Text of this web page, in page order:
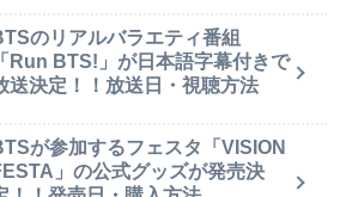
のリアルバラエティ番組
「Run BTS!」が日本語字幕付きで
送決定！！放送日・視聴方法
が参加するフェスタ「VISION
」の公式グッズが発売決